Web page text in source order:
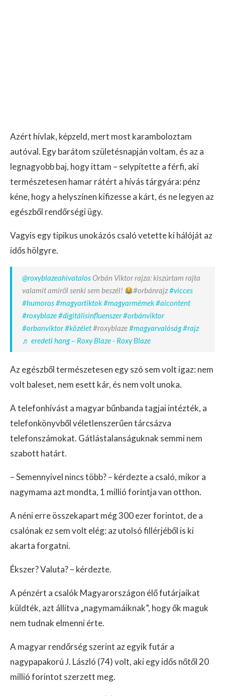
Azért hívlak, képzeld, mert most karamboloztam
autóval. Egy barátom születésnapján voltam, és az a
legnagyobb baj, hogy ittam – selypítette a férfi, aki
természetesen hamar rátért a hívás tárgyára: pénz
kéne, hogy a helyszínen kifizesse a kárt, és ne legyen az
egészből rendőrségi ügy.
Vagyis egy tipikus unokázós csaló vetette ki hálóját az
idős hölgyre.
@roxyblazeahivatalosOrbán Viktor rajza: kiszúrtam rajta
valamit amiről senki sem beszél!
#orbánrajz#vicces
#humoros#magyartiktok#magyarmémek#aicontent
#roxyblaze#digitálisinfluenszer#orbánviktor
#orbanviktor#közélet#roxyblaze#magyarvalóság#rajz
♬ eredeti hang – Roxy Blaze - Roxy Blaze
Az egészből természetesen egy szó sem volt igaz: nem
volt baleset, nem esett kár, és nem volt unoka.
A telefonhívást a magyar bűnbanda tagjai intézték, a
telefonkönyvből véletlenszerűen tárcsázva
telefonszámokat. Gátlástalanságuknak semmi nem
szabott határt.
– Semennyivel nincs több? – kérdezte a csaló, mikor a
nagymama azt mondta, 1 millió forintja van otthon.
A néni erre összekapart még 300 ezer forintot, de a
csalónak ez sem volt elég: az utolsó fillérjéből is ki
akarta forgatni.
Ékszer? Valuta? – kérdezte.
A pénzért a csalók Magyarországon élő futárjaikat
küldték, azt állítva „nagymamáiknak”, hogy ők maguk
nem tudnak elmenni érte.
A magyar rendőrség szerint az egyik futár a
nagypapakorú J. László (74) volt, aki egy idős nőtől 20
millió forintot szerzett meg.